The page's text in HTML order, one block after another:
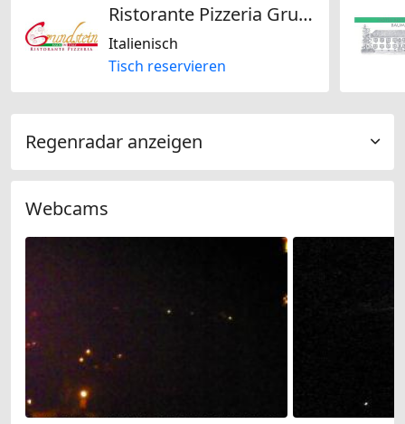
Ristorante Pizzeria Grundstein
Italienisch
Tisch reservieren
Regenradar anzeigen
Webcams